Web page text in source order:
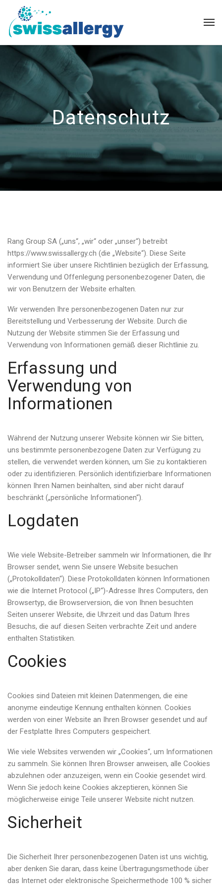
Datenschutz
Rang Group SA („uns“, „wir“ oder „unser“) betreibt
https://www.swissallergy.ch (die „Website“). Diese Seite
informiert Sie über unsere Richtlinien bezüglich der Erfassung,
Verwendung und Offenlegung personenbezogener Daten, die
wir von Benutzern der Website erhalten.
Wir verwenden Ihre personenbezogenen Daten nur zur
Bereitstellung und Verbesserung der Website. Durch die
Nutzung der Website stimmen Sie der Erfassung und
Verwendung von Informationen gemäß dieser Richtlinie zu.
Erfassung und
Verwendung von
Informationen
Während der Nutzung unserer Website können wir Sie bitten,
uns bestimmte personenbezogene Daten zur Verfügung zu
stellen, die verwendet werden können, um Sie zu kontaktieren
oder zu identifizieren. Persönlich identifizierbare Informationen
können Ihren Namen beinhalten, sind aber nicht darauf
beschränkt („persönliche Informationen“).
Logdaten
Wie viele Website-Betreiber sammeln wir Informationen, die Ihr
Browser sendet, wenn Sie unsere Website besuchen
(„Protokolldaten“). Diese Protokolldaten können Informationen
wie die Internet Protocol („IP“)-Adresse Ihres Computers, den
Browsertyp, die Browserversion, die von Ihnen besuchten
Seiten unserer Website, die Uhrzeit und das Datum Ihres
Besuchs, die auf diesen Seiten verbrachte Zeit und andere
enthalten Statistiken.
Cookies
Cookies sind Dateien mit kleinen Datenmengen, die eine
anonyme eindeutige Kennung enthalten können. Cookies
werden von einer Website an Ihren Browser gesendet und auf
der Festplatte Ihres Computers gespeichert.
Wie viele Websites verwenden wir „Cookies“, um Informationen
zu sammeln. Sie können Ihren Browser anweisen, alle Cookies
abzulehnen oder anzuzeigen, wenn ein Cookie gesendet wird.
Wenn Sie jedoch keine Cookies akzeptieren, können Sie
möglicherweise einige Teile unserer Website nicht nutzen.
Sicherheit
Die Sicherheit Ihrer personenbezogenen Daten ist uns wichtig,
aber denken Sie daran, dass keine Übertragungsmethode über
das Internet oder elektronische Speichermethode 100 % sicher